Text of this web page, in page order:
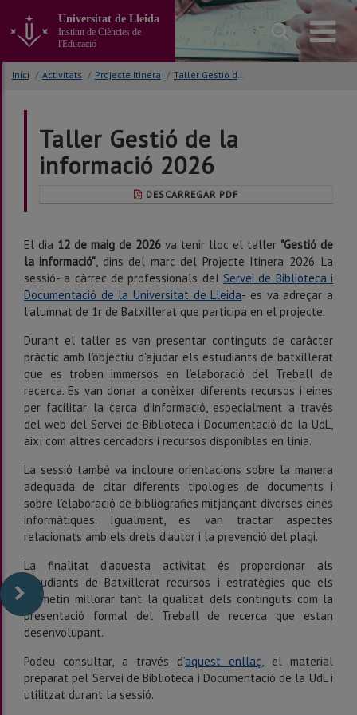
contingut
Universitat de Lleida
Institut de Ciències de
l'Educació
Inici / Activitats / Projecte Itinera / Taller Gestió de la informació 2026
Taller Gestió de la
informació 2026
DESCARREGAR PDF
El dia 12 de maig de 2026 va tenir lloc el taller "Gestió de
la informació", dins del marc del Projecte Itinera 2026. La
sessió- a càrrec de professionals del Servei de Biblioteca i
Documentació de la Universitat de Lleida- es va adreçar a
l'alumnat de 1r de Batxillerat que participa en el projecte.
Durant el taller es van presentar continguts de caràcter
pràctic amb l’objectiu d’ajudar els estudiants de batxillerat
que es troben immersos en l’elaboració del Treball de
recerca. Es van donar a conèixer diferents recursos i eines
per facilitar la cerca d’informació, especialment a través
del web del Servei de Biblioteca i Documentació de la UdL,
així com altres cercadors i recursos disponibles en línia.
La sessió també va incloure orientacions sobre la manera
adequada de citar diferents tipologies de documents i
sobre l’elaboració de bibliografies mitjançant diverses eines
informàtiques. Igualment, es van tractar aspectes
relacionats amb els drets d’autor i la prevenció del plagi.
La finalitat d’aquesta activitat és proporcionar als
estudiants de Batxillerat recursos i estratègies que els
permetin millorar tant la qualitat dels continguts com la
presentació formal del Treball de recerca que estan
desenvolupant.
Podeu consultar, a través d’aquest enllaç, el material
preparat pel Servei de Biblioteca i Documentació de la UdL i
utilitzat durant la sessió.